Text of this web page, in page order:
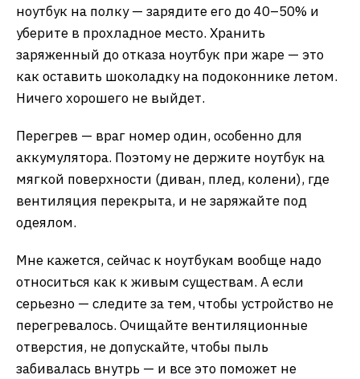
ноутбук на полку — зарядите его до 40–50% и
уберите в прохладное место. Хранить
заряженный до отказа ноутбук при жаре — это
как оставить шоколадку на подоконнике летом.
Ничего хорошего не выйдет.
Перегрев — враг номер один, особенно для
аккумулятора. Поэтому не держите ноутбук на
мягкой поверхности (диван, плед, колени), где
вентиляция перекрыта, и не заряжайте под
одеялом.
Мне кажется, сейчас к ноутбукам вообще надо
относиться как к живым существам. А если
серьезно — следите за тем, чтобы устройство не
перегревалось. Очищайте вентиляционные
отверстия, не допускайте, чтобы пыль
забивалась внутрь — и все это поможет не